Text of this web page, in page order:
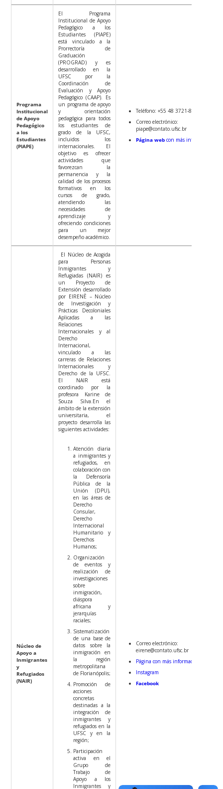
Programa
Institucional
de Apoyo
Pedagógico
a los
Estudiantes
(PIAPE)
El Programa
Institucional de Apoyo
Pedagógico a los
Estudiantes (PIAPE)
está vinculado a la
Prorrectoría de
Graduación
(PROGRAD) y es
desarrollado en la
UFSC por la
Coordinación de
Evaluación y Apoyo
Pedagógico (CAAP). Es
un programa de apoyo
y orientación
pedagógica para todos
los estudiantes de
grado de la UFSC,
incluidos los
internacionales. El
objetivo es ofrecer
actividades que
favorezcan la
permanencia y la
calidad de los procesos
formativos en los
cursos de grado,
atendiendo las
necesidades de
aprendizaje y
ofreciendo condiciones
para un mejor
desempeño académico.
Teléfono: +55 48 3721-8307
Correo electrónico:
piape@contato.ufsc.br
Página web con más información
Núcleo de
Apoyo a
Inmigrantes
y
Refugiados
(NAIR)
El Núcleo de Acogida
para Personas
Inmigrantes y
Refugiadas (NAIR) es
un Proyecto de
Extensión desarrollado
por EIRENÈ – Núcleo
de Investigación y
Prácticas Decoloniales
Aplicadas a las
Relaciones
Internacionales y al
Derecho
Internacional,
vinculado a las
carreras de Relaciones
Internacionales y
Derecho de la UFSC.
El NAIR está
coordinado por la
profesora Karine de
Souza Silva. En el
ámbito de la extensión
universitaria, el
proyecto desarrolla las
siguientes actividades:
Atención diaria
a inmigrantes y
refugiados, en
colaboración con
la Defensoría
Pública de la
Unión (DPU),
en las áreas de
Derecho
Consular,
Derecho
Internacional
Humanitario y
Derechos
Humanos;
Organización
de eventos y
realización de
investigaciones
sobre
inmigración,
diáspora
africana y
jerarquías
raciales;
Sistematización
de una base de
datos sobre la
inmigración en
la región
metropolitana
de Florianópolis;
Promoción de
acciones
concretas
destinadas a la
integración de
inmigrantes y
refugiados en la
UFSC y en la
región;
Participación
activa en el
Grupo de
Trabajo de
Apoyo a los
Inmigrantes y
Correo electrónico:
eirene@contato.ufsc.br
Página con más información
Instagram
Facebook